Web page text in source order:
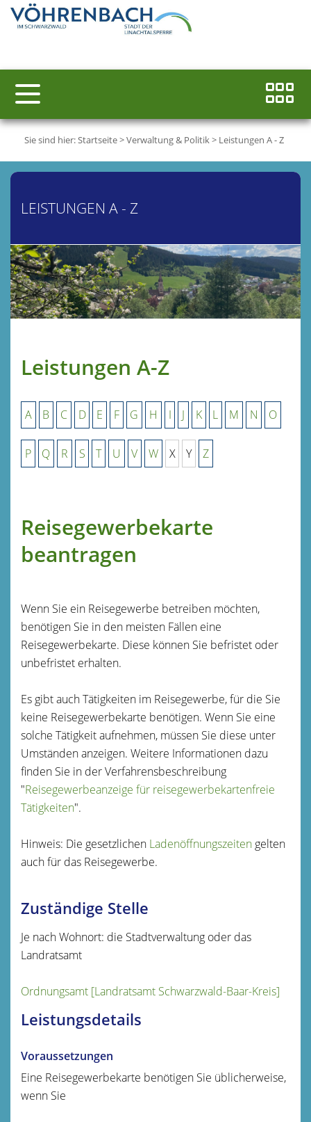
Sie sind hier:Startseite>Verwaltung & Politik> Leistungen A - Z
LEISTUNGEN A - Z
Leistungen A-Z
A B C D E F G H I J K L M N O
P Q R S T U V W X Y Z
Reisegewerbekarte
beantragen
Wenn Sie ein Reisegewerbe betreiben möchten,
benötigen Sie in den meisten Fällen eine
Reisegewerbekarte. Diese können Sie befristet oder
unbefristet erhalten.
Es gibt auch Tätigkeiten im Reisegewerbe, für die Sie
keine Reisegewerbekarte benötigen. Wenn Sie eine
solche Tätigkeit aufnehmen, müssen Sie diese unter
Umständen anzeigen. Weitere Informationen dazu
finden Sie in der Verfahrensbeschreibung
"Reisegewerbeanzeige für reisegewerbekartenfreie
Tätigkeiten".
Hinweis: Die gesetzlichen Ladenöffnungszeiten gelten
auch für das Reisegewerbe.
Zuständige Stelle
Je nach Wohnort: die Stadtverwaltung oder das
Landratsamt
Ordnungsamt [Landratsamt Schwarzwald-Baar-Kreis]
Leistungsdetails
Voraussetzungen
Eine Reisegewerbekarte benötigen Sie üblicherweise,
wenn Sie